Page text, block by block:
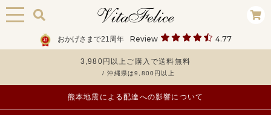
おかげさまで21周年 Review 4.77
3,980円以上ご購入で送料無料
/ 沖縄県は9,800円以上
熊本地震による配達への影響について